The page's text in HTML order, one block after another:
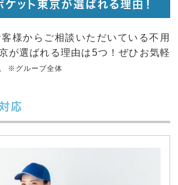
ット東京が選ばれる理由！
様からご相談いただいている不用
が選ばれる理由は5つ！ぜひお気軽
※グループ全体
応